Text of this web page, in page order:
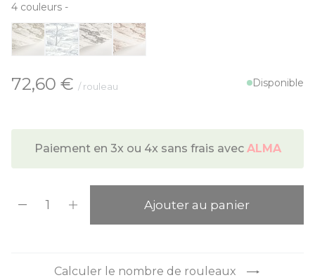
4 couleurs -
À partir de:
72,60 € / rouleau Disponible
Paiement en 3x ou 4x sans frais avec ALMA
Ajouter au panier
Calculer le nombre de rouleaux